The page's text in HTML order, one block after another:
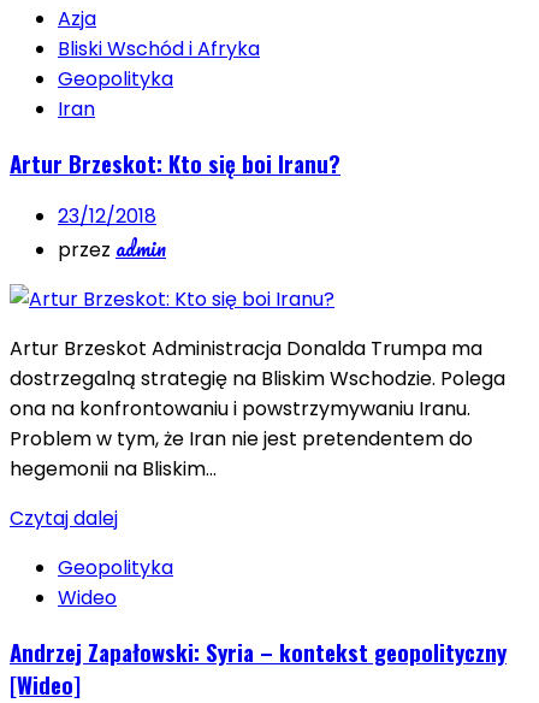
Azja
Bliski Wschód i Afryka
Geopolityka
Iran
Artur Brzeskot: Kto się boi Iranu?
23/12/2018
przez admin
Artur Brzeskot Administracja Donalda Trumpa ma
dostrzegalną strategię na Bliskim Wschodzie. Polega
ona na konfrontowaniu i powstrzymywaniu Iranu.
Problem w tym, że Iran nie jest pretendentem do
hegemonii na Bliskim…
Czytaj dalej
Geopolityka
Wideo
Andrzej Zapałowski: Syria – kontekst geopolityczny
[Wideo]